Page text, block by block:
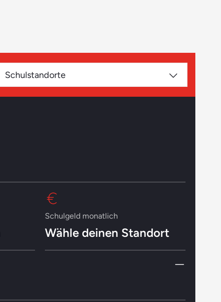
Schulstandorte
Schulgeld monatlich
Wähle deinen Standort